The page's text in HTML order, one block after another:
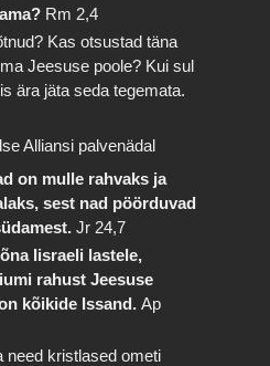
Rm 2,4
Kas otsustad täna
Jeesuse poole? Kui sul
ära jäta seda tegemata.
Alliansi palvenädal
on mulle rahvaks ja
sest nad pöörduvad
Jr 24,7
Iisraeli lastele,
rahust Jeesuse
kõikide Issand.Ap
need kristlased ometi